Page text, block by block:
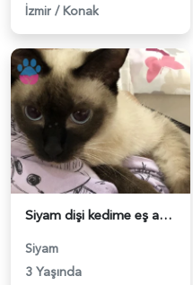
İzmir / Konak
Siyam dişi kedime eş arıyorum - 118983924
Siyam
3 Yaşında